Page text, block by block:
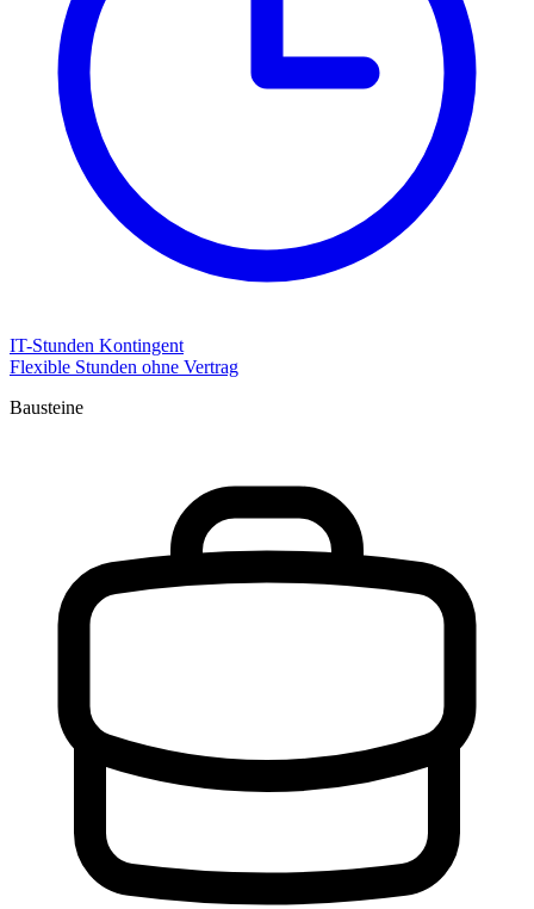
IT-Stunden Kontingent
Flexible Stunden ohne Vertrag
Bausteine